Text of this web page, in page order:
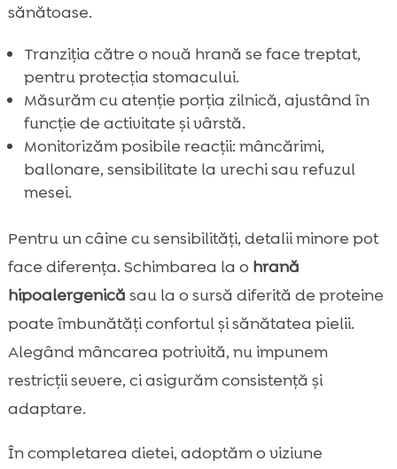
sănătoase.
Tranziția către o nouă hrană se face treptat,
pentru protecția stomacului.
Măsurăm cu atenție porția zilnică, ajustând în
funcție de activitate și vârstă.
Monitorizăm posibile reacții: mâncărimi,
ballonare, sensibilitate la urechi sau refuzul
mesei.
Pentru un câine cu sensibilități, detalii minore pot
face diferența. Schimbarea la o hrană
hipoalergenică sau la o sursă diferită de proteine
poate îmbunătăți confortul și sănătatea pielii.
Alegând mâncarea potrivită, nu impunem
restricții severe, ci asigurăm consistență și
adaptare.
În completarea dietei, adoptăm o viziune